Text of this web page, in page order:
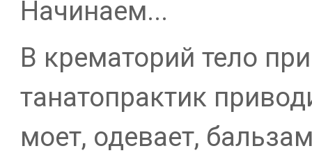
Начинаем...
В крематорий тело
танатопрактик
моет, одевает,